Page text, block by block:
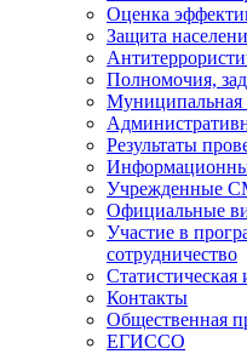
Оценка
Защита
Полномочия,
Муниципальная
Результаты
Учрежденные
Официальные
Участие в
сотрудничество
Контакты
Общественная
ЕГИССО